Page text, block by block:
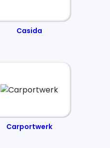
Casida
Carportwerk